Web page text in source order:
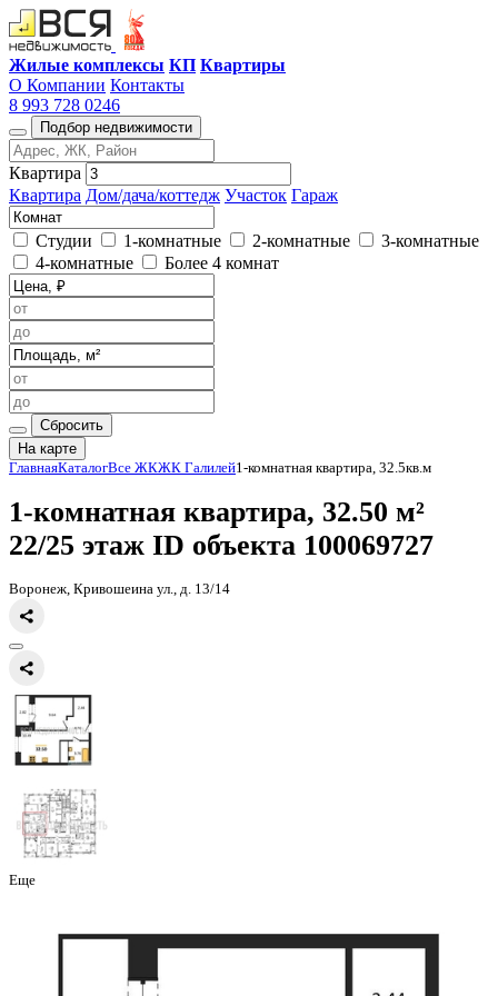
Жилые комплексы КП Квартиры
О Компании Контакты
8 993 728 0246
Подбор недвижимости
Квартира
Квартира Дом/дача/коттедж Участок Гараж
Студии 1-комнатные 2-комнатные
3-комнатные
4-комнатные
Более 4 комнат
Сбросить
На карте
Главная КаталогВсе ЖКЖК Галилей
1-комнатная квартира, 32.50
22/25 этаж
Воронеж, Кривошеина ул., д. 13/14